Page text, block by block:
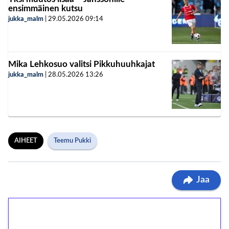
ensimmäinen kutsu
jukka_malm 29.05.2026 09:14
Mika Lehkosuo valitsi Pikkuhuuhkajat
jukka_malm 28.05.2026 13:26
AIHEET Teemu Pukki
Jaa